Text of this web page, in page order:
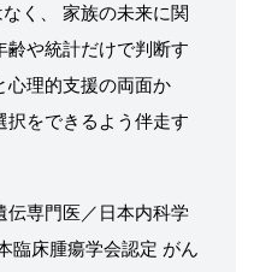
く、 家族の未来に関
齢や統計だけで判断す
心理的支援の両面か
択をできるよう伴走す
伝専門医／日本内科学
臨床腫瘍学会認定 がん